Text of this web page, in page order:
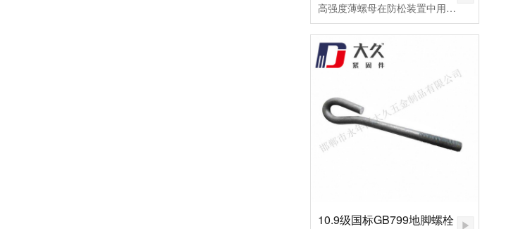
高强度薄螺母在防松装置中用作副螺母，起锁紧作用，或用于螺纹连接副主要承受剪切力的地方。用高强度钢制造的，或者需要施以较大预紧力的螺母，皆可称为高强度螺母。高强度螺母多用于桥梁、钢轨、高压及超高压设备的连接。这种螺母的断裂多为脆性断裂。应用于超高压设备上的高强度螺母，为了保证容器的密封，需要施以较大的预应力。当今大飞机、大型发电设备、汽车、高速火车、大型船舶、大型成套设备等为代表的先进制造已将进入重要的发展方向。由此，紧固件将进入重要的发展阶段。高强度薄螺母用于重要机械的连接，反复的拆装或各式的安装扭矩法对高强度薄螺母要求极高。因此，对其表面状况及螺纹精度的好坏，将直接影响主机的使用寿命及安全。为了改善摩擦系数，避免在使用过程中出现锈蚀、咬死或卡住，技术要求规定其表面应进行镍磷镀处理。镀层厚度保证在0.02～0.03mm范围内，镀层均匀，致密、无针孔等。
10.9级国标GB799地脚螺栓